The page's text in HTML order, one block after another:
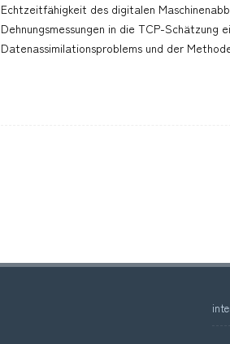
Echtzeitfähigkeit des digitalen
Dehnungsmessungen in die TCP-
Datenassimilationsproblems und der